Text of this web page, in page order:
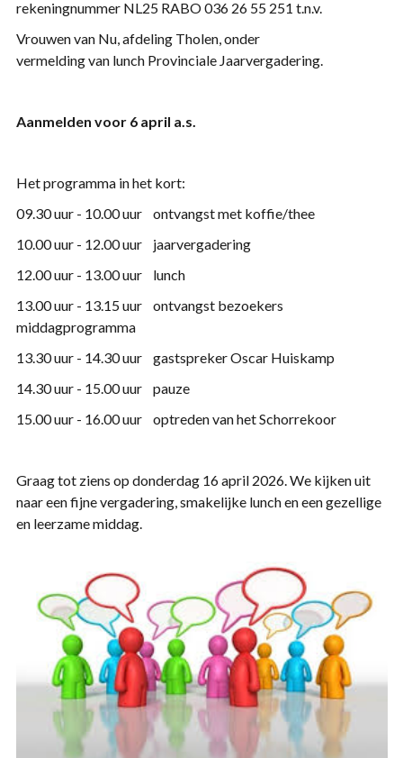
rekeningnummer NL25 RABO 036 26 55 251 t.n.v.
Vrouwenvan Nu, afdeling Tholen, onder
vermeldingvanlunch Provinciale Jaarvergadering.
Aanmelden voor 6 april a.s.
Het programma in het kort:
09.30 uur - 10.00 uur ontvangst met koffie/thee
10.00 uur - 12.00 uur jaarvergadering
12.00 uur - 13.00 uur lunch
13.00 uur - 13.15 uur ontvangst bezoekers
middagprogramma
13.30 uur - 14.30 uur gastspreker Oscar Huiskamp
14.30 uur - 15.00 uur pauze
15.00 uur - 16.00 uur optredenvanhet Schorrekoor
Graag tot ziens op donderdag 16 april 2026. We kijken uit
naar een fijne vergadering, smakelijke lunch en een gezellige
en leerzame middag.